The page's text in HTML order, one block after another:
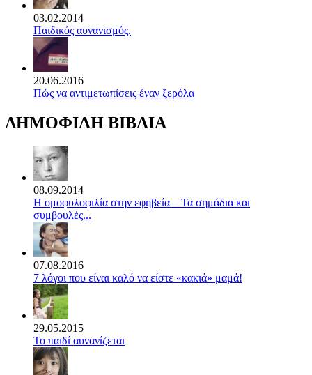
03.02.2014
Παιδικός αυνανισμός.
20.06.2016
Πώς να αντιμετωπίσεις έναν ξερόλα
ΔΗΜΟΦΙΛΗ ΒΙΒΛΙΑ
08.09.2014
Η ομοφυλοφιλία στην εφηβεία – Τα σημάδια και
συμβουλές...
07.08.2016
7 λόγοι που είναι καλό να είστε «κακιά» μαμά!
29.05.2015
Το παιδί αυνανίζεται